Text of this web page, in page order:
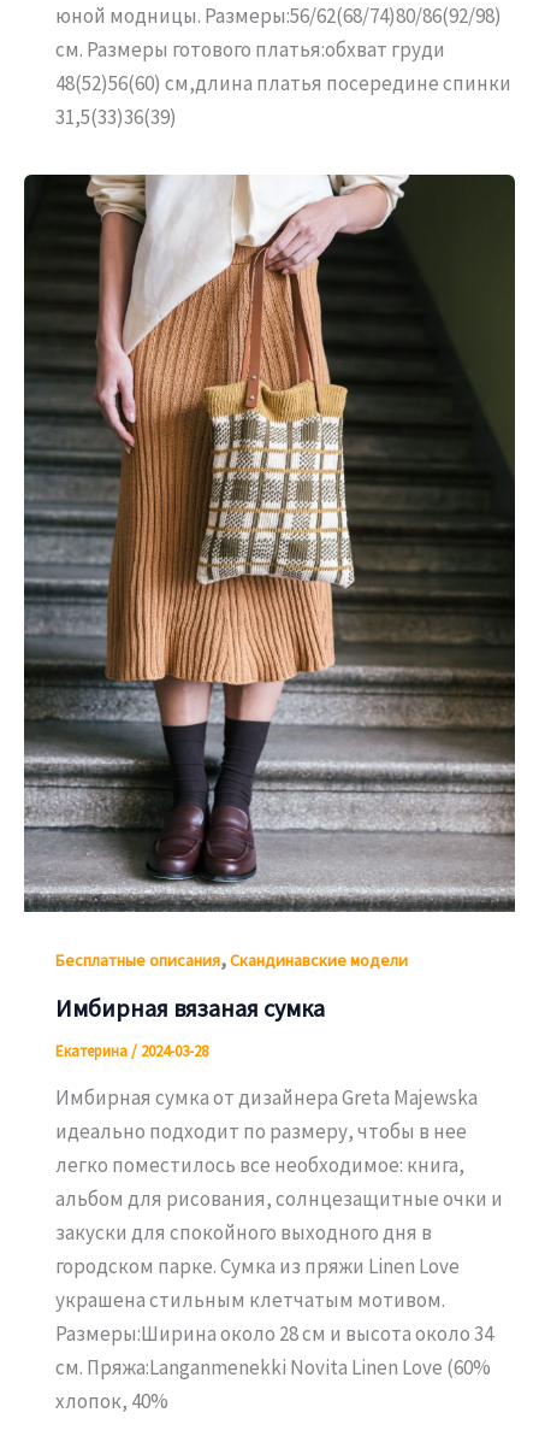
юной модницы. Размеры:56/62(68/74)80/86(92/98)
см. Размеры готового платья:обхват груди
48(52)56(60) см,длина платья посередине спинки
31,5(33)36(39)
Бесплатные описания,Скандинавские модели
Имбирная вязаная сумка
Екатерина/ 2024-03-28
Имбирная сумка от дизайнера Greta Majewska
идеально подходит по размеру, чтобы в нее
легко поместилось все необходимое: книга,
альбом для рисования, солнцезащитные очки и
закуски для спокойного выходного дня в
городском парке. Сумка из пряжи Linen Love
украшена стильным клетчатым мотивом.
Размеры:Ширина около 28 см и высота около 34
см. Пряжа:Langanmenekki Novita Linen Love (60%
хлопок, 40%